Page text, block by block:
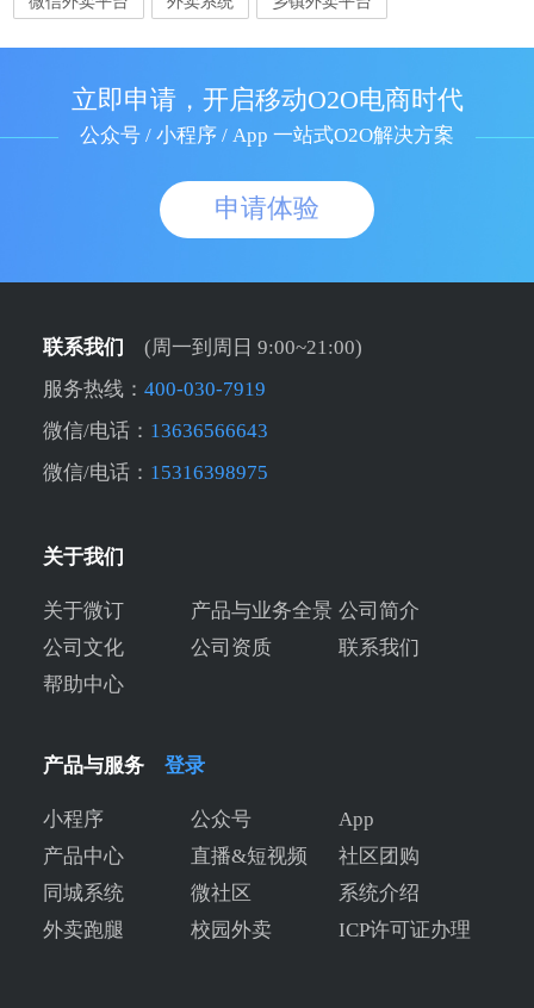
立即申请，开启移动O2O电商时代
公众号 / 小程序 / App 一站式O2O解决方案
申请体验
联系我们
(周一到周日 9:00~21:00)
服务热线： 400-030-7919
微信/电话： 13636566643
微信/电话： 15316398975
关于我们
关于微订 产品与业务全景 公司简介
公司文化
公司资质
联系我们
帮助中心
产品与服务 登录
小程序 公众号
App
产品中心
直播&短视频
社区团购
同城系统
微社区
系统介绍
外卖跑腿
校园外卖 ICP许可证办理